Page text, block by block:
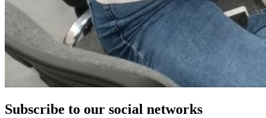
Subscribe to our social networks